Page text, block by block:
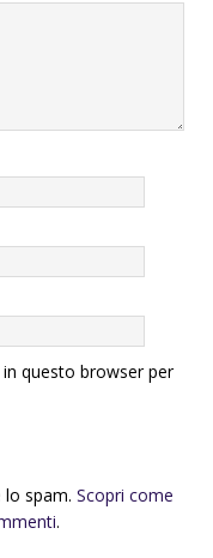
questo browser per
spam. Scopri come
.